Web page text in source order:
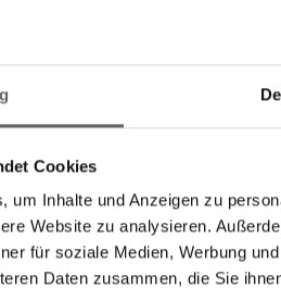
Cookies
um Inhalte und Anzeigen zu
Website zu analysieren.
für soziale Medien, Werbung
Daten zusammen, die Sie
Connect Lite Body Analysis